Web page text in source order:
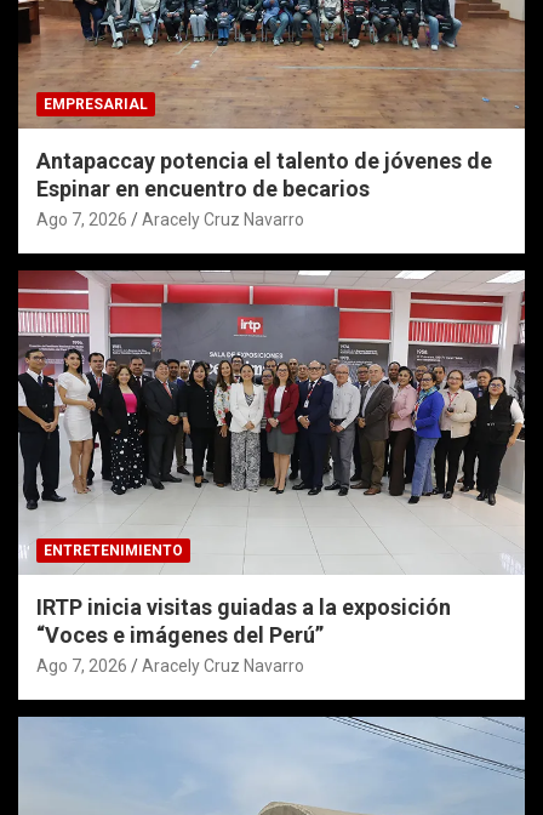
EMPRESARIAL
Antapaccay potencia el talento de jóvenes de
Espinar en encuentro de becarios
Ago 7, 2026 Aracely Cruz Navarro
ENTRETENIMIENTO
IRTP inicia visitas guiadas a la exposición
“Voces e imágenes del Perú”
Ago 7, 2026 Aracely Cruz Navarro